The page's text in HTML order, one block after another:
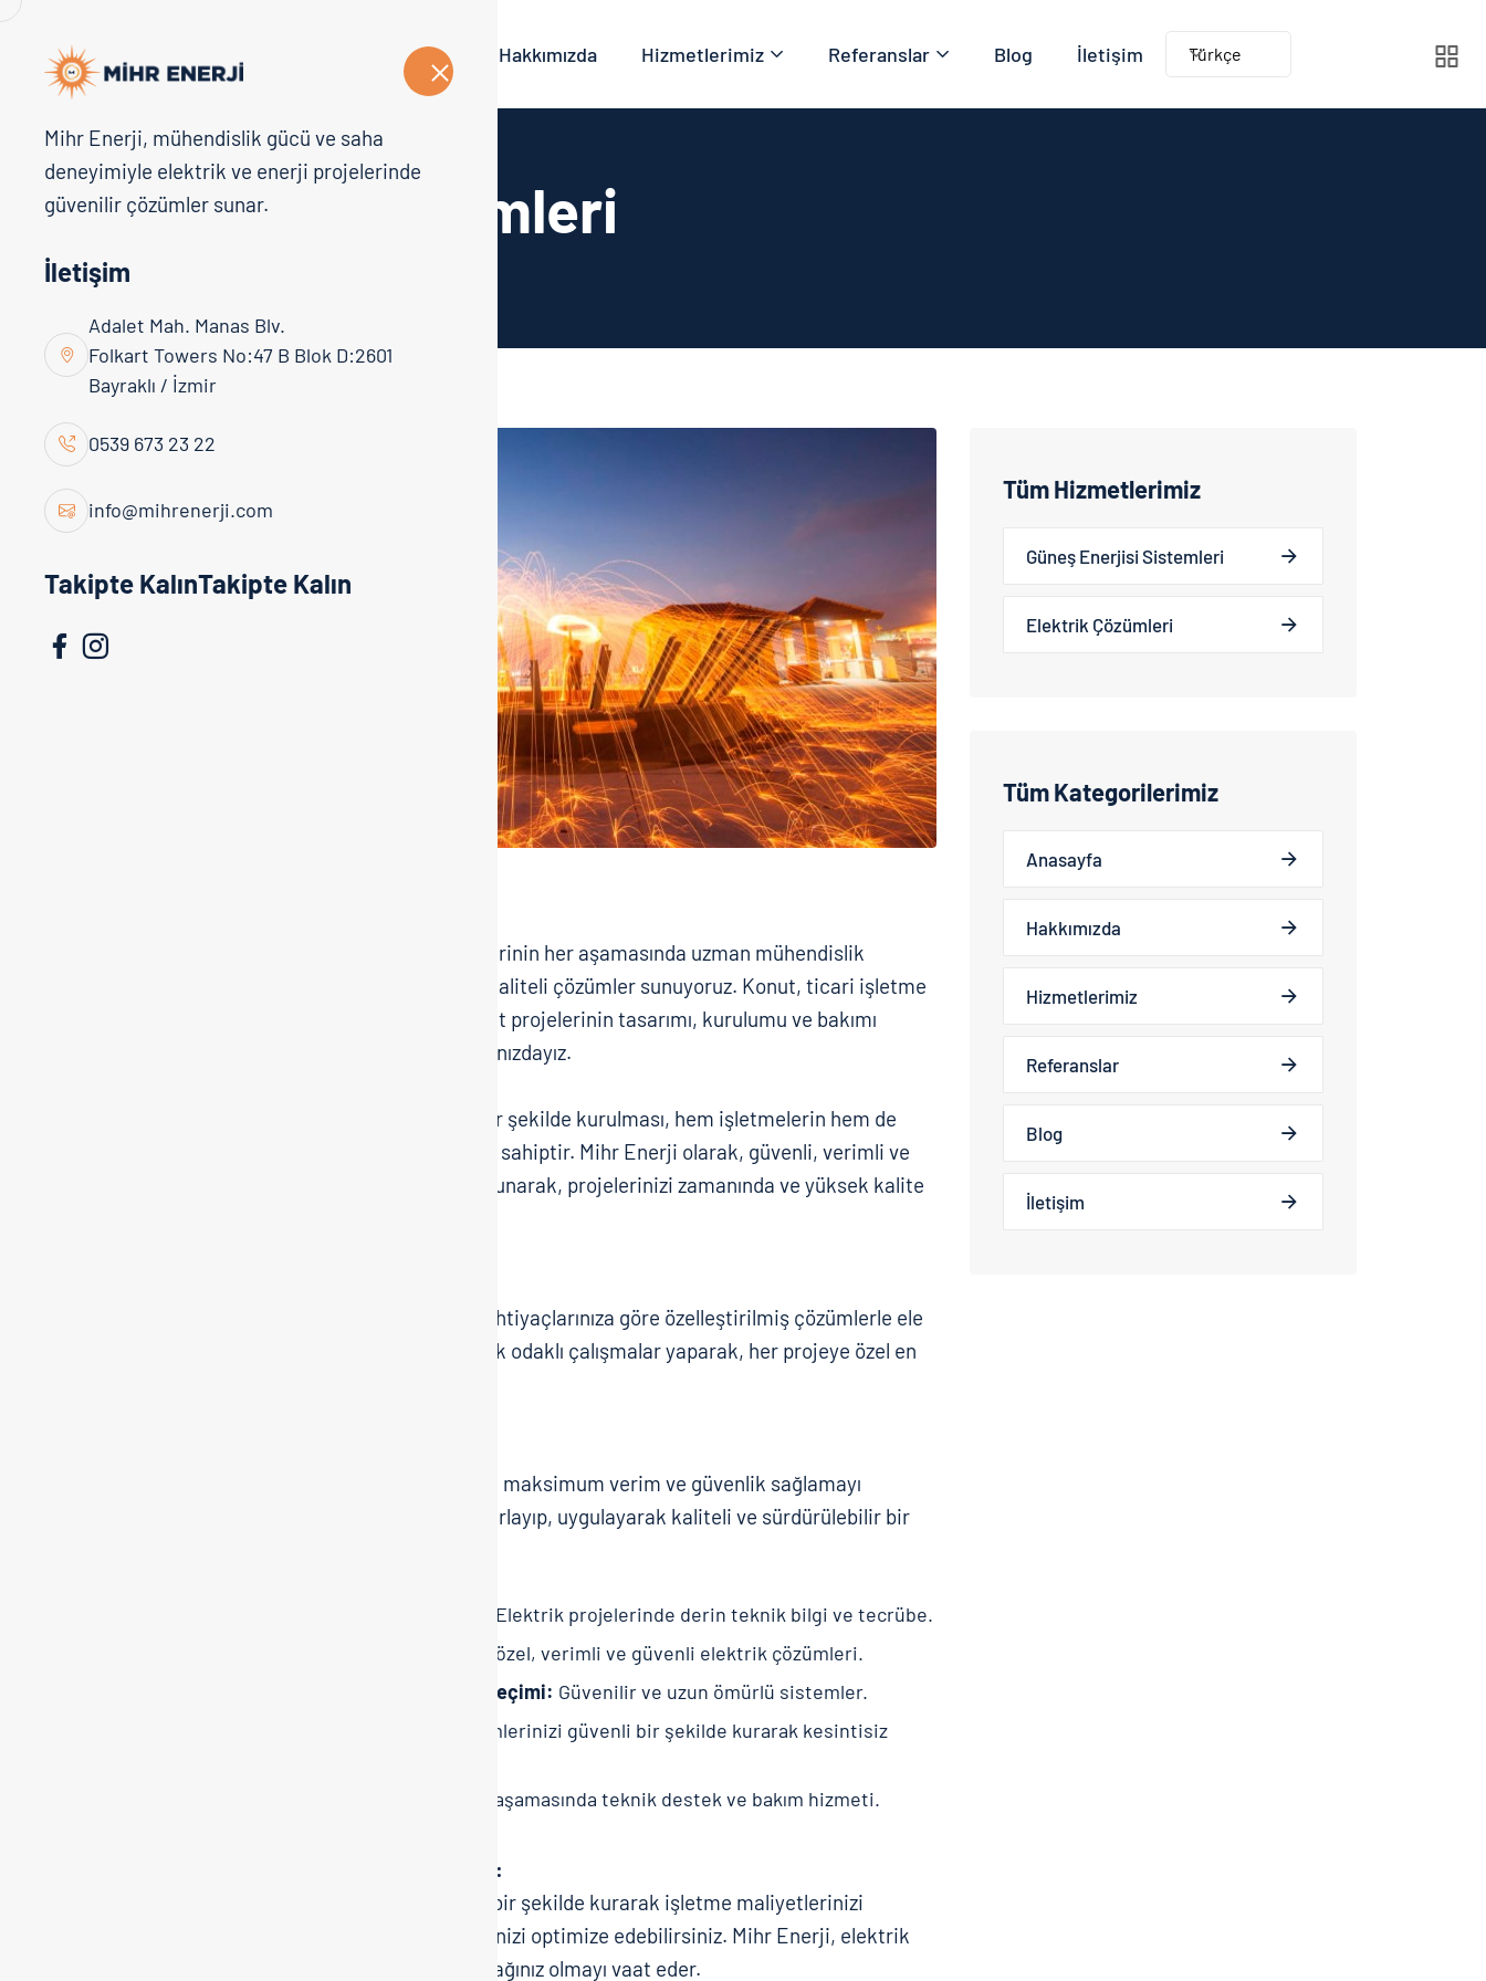
Anasayfa Hakkımızda Hizmetlerimiz Referanslar Blog İletişim Türkçe
Mihr Enerji, mühendislik gücü ve saha
deneyimiyle elektrik ve enerji projelerinde
güvenilir çözümler sunar.
İletişim
Adalet Mah. Manas Blv.
Folkart Towers No:47 B Blok D:2601
Bayraklı / İzmir
0539 673 23 22
info@mihrenerji.com
Takipte KalınTakipte Kalın
Elektrik Çözümleri
Mihr Enerji olarak, elektrik altyapı projelerinin her aşamasında uzman mühendislik
kadromuz ve saha tecrübemizle yüksek kaliteli çözümler sunuyoruz. Konut, ticari işletme
ve endüstriyel tesisler için elektrik tesisat projelerinin tasarımı, kurulumu ve bakımı
konusunda kapsamlı hizmetlerimizle yanınızdayız.
Elektrik sistemlerinin doğru ve güvenli bir şekilde kurulması, hem işletmelerin hem de
evlerin enerji verimliliği için kritik öneme sahiptir. Mihr Enerji olarak, güvenli, verimli ve
sürdürülebilir elektrik altyapı çözümleri sunarak, projelerinizi zamanında ve yüksek kalite
Mihr Enerji, elektrik tesisat projelerinizi ihtiyaçlarınıza göre özelleştirilmiş çözümlerle ele
alır. Güvenlik, verimlilik ve sürdürülebilirlik odaklı çalışmalar yaparak, her projeye özel en
Mihr Enerji, elektrik altyapı projelerinizde maksimum verim ve güvenlik sağlamayı
hedefler. Sizin için en uygun çözümü tasarlayıp, uygulayarak kaliteli ve sürdürülebilir bir
Elektrik projelerinde derin teknik bilgi ve tecrübe.
Her müşteriye özel, verimli ve güvenli elektrik çözümleri.
Yüksek kalite ekipman ve doğru ürün seçimi: Güvenilir ve uzun ömürlü sistemler.
Elektrik sistemlerinizi güvenli bir şekilde kurarak kesintisiz
Sistemin her aşamasında teknik destek ve bakım hizmeti.
Ekonomik ve Güvenli Elektrik Altyapıları:
Elektrik sistemlerinizi verimli ve güvenli bir şekilde kurarak işletme maliyetlerinizi
düşürebilir, aynı zamanda enerji tüketiminizi optimize edebilirsiniz. Mihr Enerji, elektrik
altyapı projelerinizde güvenilir çözüm ortağınız olmayı vaat eder.
Tüm Hizmetlerimiz
Güneş Enerjisi Sistemleri
Elektrik Çözümleri
Tüm Kategorilerimiz
Anasayfa
Hakkımızda
Hizmetlerimiz
Referanslar
Blog
İletişim